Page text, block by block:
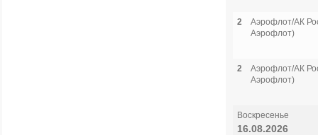
2
Аэрофлот/АК
Аэрофлот)
2
Аэрофлот/АК
Аэрофлот)
Воскресенье
16.08.2026